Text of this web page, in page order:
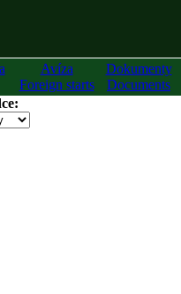
Avíza
Foreign starts
Dokumenty
Documents